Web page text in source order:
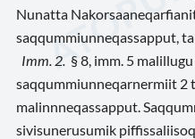
Nunatta
saqqummiunneqassapput,
Imm. 2. § 8, imm. 5
saqqummiunneqarnermiit 2
malinnneqassapput.
sivisunerusumik